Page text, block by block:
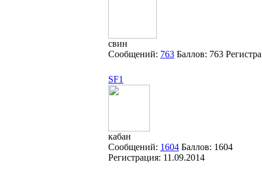
свин
Сообщений: 763 Баллов: 763
SF1
кабан
Сообщений: 1604 Баллов: 1604
Регистрация: 11.09.2014